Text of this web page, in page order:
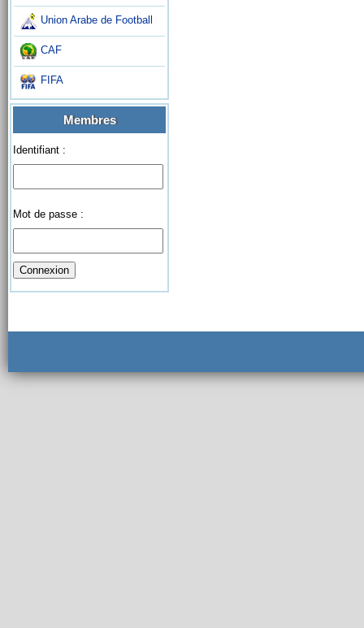
Union Arabe de Football
CAF
FIFA
Membres
Identifiant :
Mot de passe :